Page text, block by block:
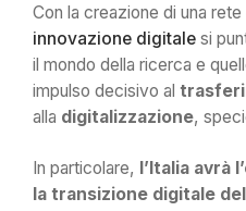
Con la creazione di una
innovazione digitale si
il mondo della ricerca e
impulso decisivo al
alla digitalizzazione,
In particolare, l’Italia avrà
la transizione digitale